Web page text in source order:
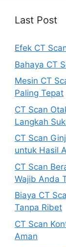
Last Post
Efek CT
Bahaya CT
Mesin CT
Paling Tepat
CT Scan
Langkah
CT Scan
untuk Hasil
CT Scan
Wajib Anda
Biaya CT
Tanpa Ribet
CT Scan
Aman